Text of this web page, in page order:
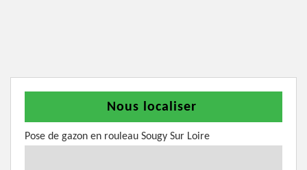
Nous localiser
Pose de gazon en rouleau Sougy Sur Loire